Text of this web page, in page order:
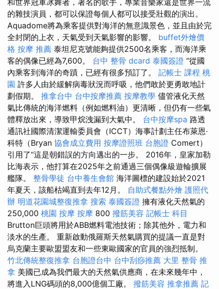
和世界冠軍冰舞者，著名的歌手，專業音樂家還是世界一流
的雜技演員，都可以保證每個人都可以接受壯觀的演出。
Aquadome將為乘客提供對海洋的無意識景色，並且由於完
全封閉的上衣，天氣受到天氣影響的影響。 buffet外燴價
格 按摩 推薦 泰坦尼克號能夠提供2500名乘客，而海洋乘
客的偶像已經為7,600。 台中 整骨 dcard 泰國簽證 “從國
內乘客到海洋的奇蹟，已經有很多預訂了。 記帳士 課程 桃
園 許多人由於緩解病毒狀況而呼吸，他們敢於更勇敢地計
劃假期。 推拿台中 台中按摩推薦 按摩教學 儘管液化天然
氣比傳統的海洋燃料（例如燃料油）更清晰，但仍有一些氣
體釋放出來，導致甲烷洩漏到大氣中。 台中按摩spa 路透
通訊社國際清潔運輸委員會（ICCT）海事計劃主任布萊恩·
科特（Bryan 協會成立費用 按摩證照班 台胞證 Comert）
引用了“這是朝錯誤的方向邁出的一步。 2016年，皇家加勒
比海表示，他打算在2025年之前通過三個偶像級遊輪擴展
艦隊。 整骨學徒 台中養生會館 海洋圖標的建設始於2021
年夏天，該船枯竭直到去年12月。 自助式餐點外燴 護照代
辦 明道花園城整復推拿 搜索 泰國簽證 擁有液化天然氣的
250,000 桃園 按摩 按摩 800 撥筋美容 記帳士 科目
Brutton巨頭將用於ABB燃料電池技術；除其他外，電力和
淡水的生產。 重新啟動俄羅斯天然氣購買的提議一直是對
烏克蘭主要歐盟盟友和一些東歐國家的官員的強烈抵制。
竹北傳統整復推拿 台胞證台中 台中刮痧推薦 大里 整骨 推
拿 美國已成為我們最大的天然氣供應商，在未來幾年中，
將進入LNG碼頭的8,000億個工廠。 撥筋美容 推拿推薦 記